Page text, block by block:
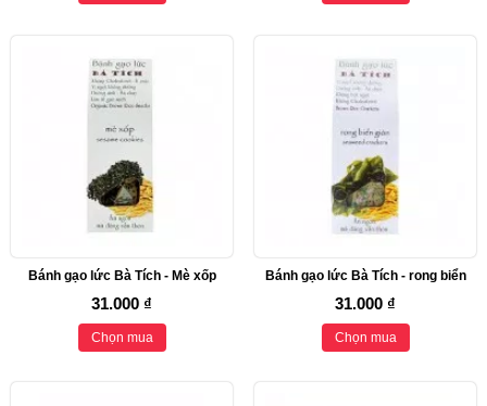
Bánh gạo lức Bà Tích - Mè xốp
31.000 ₫
Chọn mua
Bánh gạo lức Bà Tích - rong biển
31.000 ₫
Chọn mua